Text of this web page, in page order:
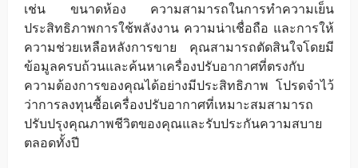
เช่น ขนาดห้อง ความสามารถในการทำความเย็น
ประสิทธิภาพการใช้พลังงาน ความน่าเชื่อถือ และการให้
ความช่วยเหลือหลังการขาย คุณสามารถตัดสินใจโดยมี
ข้อมูลครบถ้วนและค้นหาเครื่องปรับอากาศที่ตรงกับ
ความต้องการของคุณได้อย่างมีประสิทธิภาพ โปรดจำไว้
ว่าการลงทุนซื้อเครื่องปรับอากาศที่เหมาะสมสามารถ
ปรับปรุงคุณภาพชีวิตของคุณและรับประกันความสบาย
ตลอดทั้งปี